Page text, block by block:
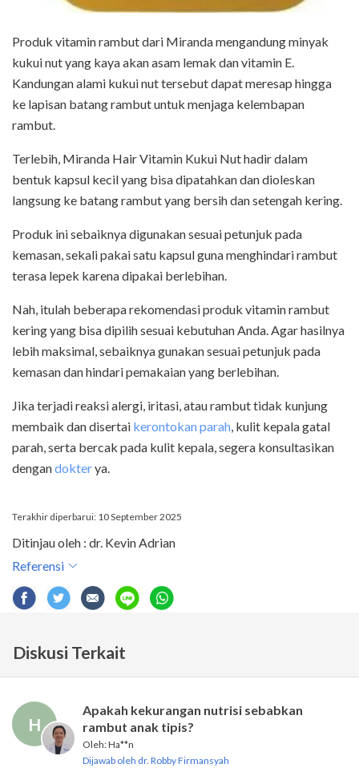
Produk vitamin rambut dari Miranda mengandung minyak
kukui nut yang kaya akan asam lemak dan vitamin E.
Kandungan alami kukui nut tersebut dapat meresap hingga
ke lapisan batang rambut untuk menjaga kelembapan
rambut.
Terlebih, Miranda Hair Vitamin Kukui Nut hadir dalam
bentuk kapsul kecil yang bisa dipatahkan dan dioleskan
langsung ke batang rambut yang bersih dan setengah kering.
Produk ini sebaiknya digunakan sesuai petunjuk pada
kemasan, sekali pakai satu kapsul guna menghindari rambut
terasa lepek karena dipakai berlebihan.
Nah, itulah beberapa rekomendasi produk vitamin rambut
kering yang bisa dipilih sesuai kebutuhan Anda. Agar hasilnya
lebih maksimal, sebaiknya gunakan sesuai petunjuk pada
kemasan dan hindari pemakaian yang berlebihan.
Jika terjadi reaksi alergi, iritasi, atau rambut tidak kunjung
membaik dan disertai kerontokan parah, kulit kepala gatal
parah, serta bercak pada kulit kepala, segera konsultasikan
dengandokterya.
Terakhir diperbarui: 10 September 2025